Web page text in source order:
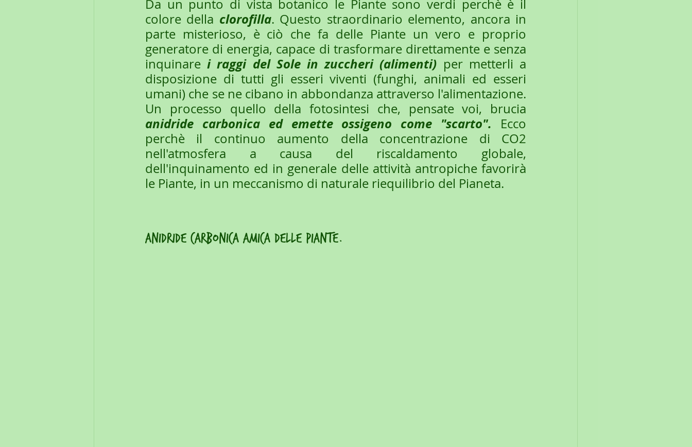
Da un punto di vista botanico le Piante sono verdi perchè è il
colore della clorofilla. Questo straordinario elemento, ancora in
parte misterioso, è ciò che fa delle Piante un vero e proprio
generatore di energia, capace di trasformare direttamente e senza
inquinare i raggi del Sole in zuccheri (alimenti) per metterli a
disposizione di tutti gli esseri viventi (funghi, animali ed esseri
umani) che se ne cibano in abbondanza attraverso l'alimentazione.
Un processo quello della fotosintesi che, pensate voi, brucia
anidride carbonica ed emette ossigeno come "scarto". Ecco
perchè il continuo aumento della concentrazione di CO2
nell'atmosfera a causa del riscaldamento globale,
dell'inquinamento ed in generale delle attività antropiche favorirà
le Piante, in un meccanismo di naturale riequilibrio del Pianeta.
anidride carbonica amica delle piante.